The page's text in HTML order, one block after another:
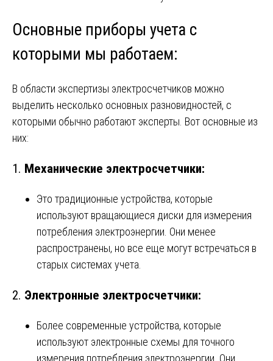
Основные приборы учета с
которыми мы работаем:
В области экспертизы электросчетчиков можно
выделить несколько основных разновидностей, с
которыми обычно работают эксперты. Вот основные из
них:
1. Механические электросчетчики:
Это традиционные устройства, которые
используют вращающиеся диски для измерения
потребления электроэнергии. Они менее
распространены, но все еще могут встречаться в
старых системах учета.
2. Электронные электросчетчики:
Более современные устройства, которые
используют электронные схемы для точного
измерения потребления электроэнергии. Они